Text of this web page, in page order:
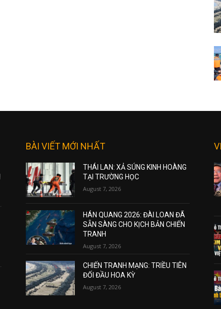
BÀI VIẾT MỚI NHẤT
THÁI LAN: XẢ SÚNG KINH HOÀNG
TẠI TRƯỜNG HỌC
August 7, 2026
HÁN QUANG 2026: ĐÀI LOAN ĐÃ
SẴN SÀNG CHO KỊCH BẢN CHIẾN
TRANH
August 7, 2026
CHIẾN TRANH MẠNG: TRIỀU TIÊN
ĐỐI ĐẦU HOA KỲ
August 7, 2026